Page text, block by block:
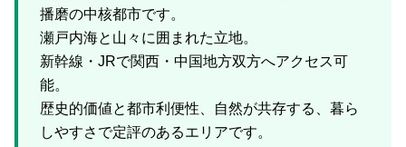
播磨の中核都市です。
瀬戸内海と山々に囲まれた立地。
新幹線・JRで関西・中国地方双方へアクセス可
能。
歴史的価値と都市利便性、自然が共存する、暮ら